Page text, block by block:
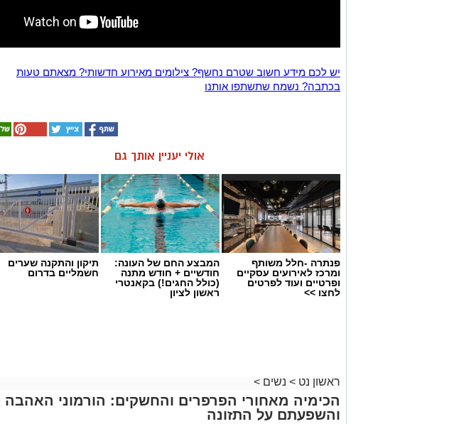
יש לכם מידע חשוב שטרם נחשף? צילומים מאירוע חדשותי? מצאתם טעות
בכתבה? נשמח שתשתפו אותנו
אולי יעניין אותך גם
פנתרה -חלל משותף
ומרכז לאירועים עסקיים
ופרטיים ועוד לפרטים
לחצו >>
המבצע החם של העונה:
חודשיים + חודש מתנה
(כולל החגים!) בקאנטרי
ראשון לציון
תיקון והתקנה שערים
חשמליים בדרום
ראשון נט > נשים >
הכימיה מאחורי הפרפרים והחשקים: הורמוני האהבה
והשפעתם על התזונה